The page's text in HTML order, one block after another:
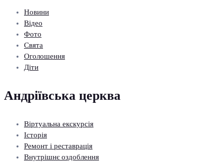
Новини
Відео
Фото
Свята
Оголошення
Діти
Андріївська церква
Віртуальна екскурсія
Історія
Ремонт і реставрація
Внутрішнє оздоблення